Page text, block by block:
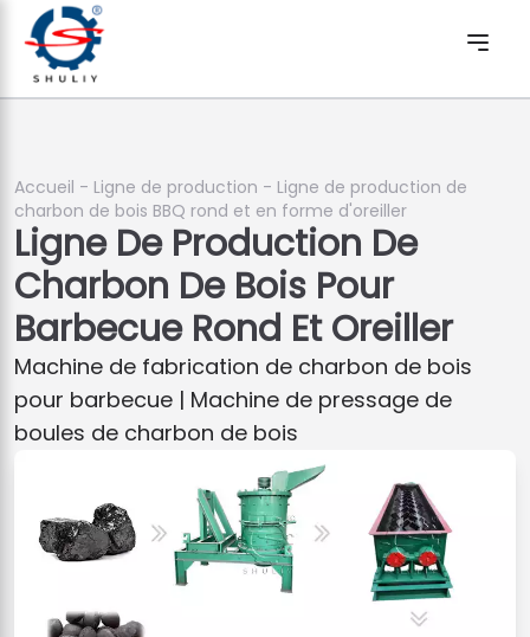
Accueil - Ligne de production - Ligne de production de
charbon de bois BBQ rond et en forme d'oreiller
Ligne De Production De
Charbon De Bois Pour
Barbecue Rond Et Oreiller
Machine de fabrication de charbon de bois
pour barbecue | Machine de pressage de
boules de charbon de bois